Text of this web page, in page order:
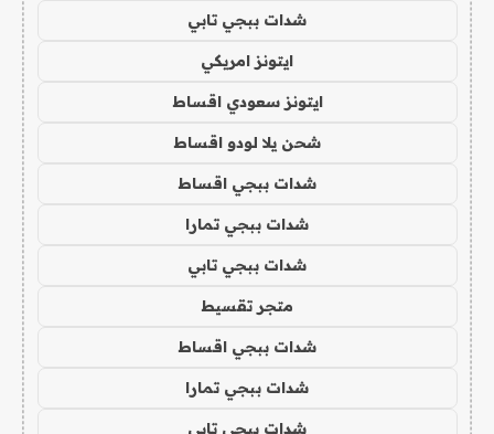
شدات ببجي تابي
ايتونز امريكي
ايتونز سعودي اقساط
شحن يلا لودو اقساط
شدات ببجي اقساط
شدات ببجي تمارا
شدات ببجي تابي
متجر تقسيط
شدات ببجي اقساط
شدات ببجي تمارا
شدات ببجي تابي